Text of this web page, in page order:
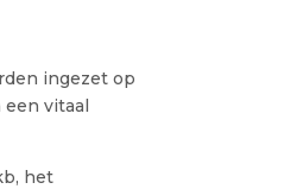
ingezet op
vitaal
het